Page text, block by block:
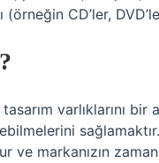
CD’ler,
varlıklarını
ve markanızın